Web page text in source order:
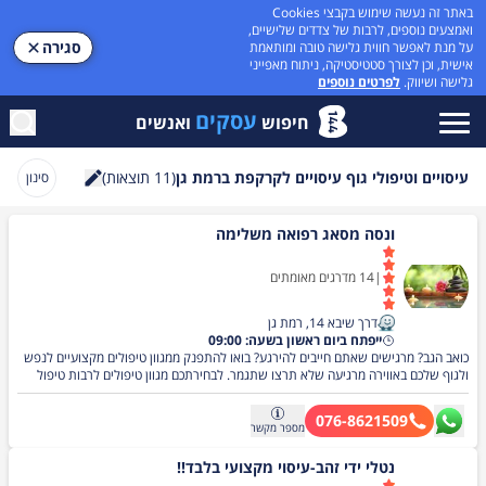
באתר זה נעשה שימוש בקבצי Cookies
ואמצעים נוספים, לרבות של צדדים שלישיים,
על מנת לאפשר חווית גלישה טובה ומותאמת
אישית, וכן לצורך סטטיסטיקה, ניתוח מאפייני
גלישה ושיווק. לפרטים נוספים
סגירה
חיפוש עסקים ואנשים
עיסויים וטיפולי גוף עיסויים לקרקפת ברמת גן(
11 תוצאות) סינון
ונסה מסאג רפואה משלימה
|
14 מדרגים מאומתים
דרך שיבא 14, רמת גן
ייפתח ביום ראשון בשעה: 09:00
כואב הגב? מרגישים שאתם חייבים להירגע? בואו להתפנק ממגוון טיפולים מקצועיים לנפש
ולגוף שלכם באווירה מרגיעה שלא תרצו שתגמר. לבחירתכם מגוון טיפולים לרבות טיפול
רקמות עמוק, עיסוי לימפטי והוליסטי, עיסוי אבנים חמות, עיסוי שוודי, עיסוי תאילנדי, עיסוי
רפואי, עיסוי משולב, עיסוי לספורטאים, עיסוי לנשים בהריון, עיסוי כפות רגלים. **שירות
עיסוי מקצועי בלבד** לתיאום פגישה באזור המרכז חייגו עכשיו!
076-8621509 מספר מקשר
נטלי ידי זהב-עיסוי מקצועי בלבד!!